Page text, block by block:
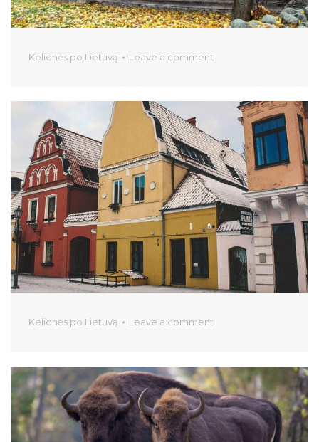
Kelionės po Lietuvą Leave a comment
Kelionės po Lietuvą Leave a comment